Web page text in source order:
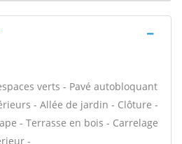
verts - Pavé autobloquant
- Allée de jardin - Clôture -
- Terrasse en bois - Carrelage
-